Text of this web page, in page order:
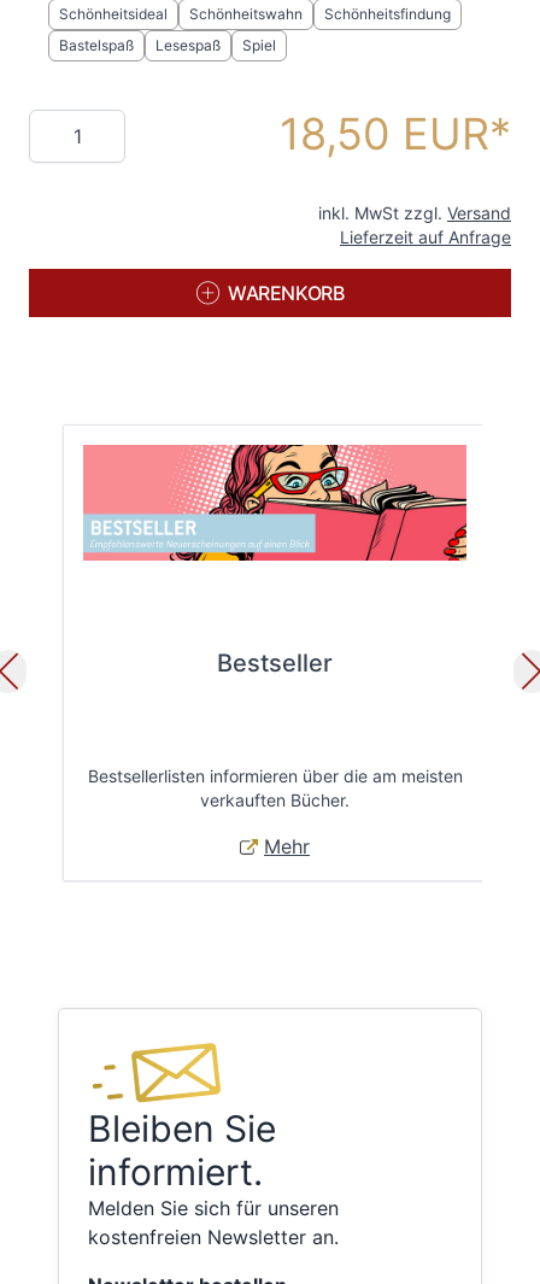
Schönheitsideal Schönheitswahn
Schönheitsfindung
Bastelspaß
Lesespaß Spiel
Menge 18,50 EUR
inkl. MwSt zzgl. Versand
Lieferzeit auf Anfrage
WARENKORB
Bestseller
Bestsellerlisten informieren über die am meisten
verkauften Bücher.
Mehr
Bleiben Sie
informiert.
Melden Sie sich für unseren
kostenfreien Newsletter an.